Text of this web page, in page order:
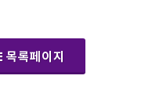
목록페이지